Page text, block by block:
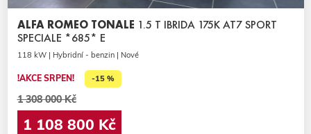
ALFA ROMEO TONALE 1.5 T IBRIDA 175K AT7 SPORT
SPECIALE *685* E
118 kW | Hybridní - benzin | Nové
!AKCE SRPEN! -15 %
1 308 000 Kč
1 108 800 Kč